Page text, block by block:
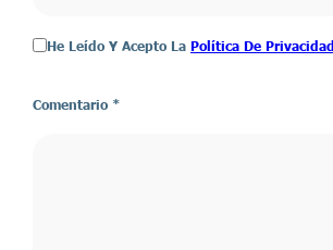
He Leído Y Acepto La Política De Privacidad
Comentario *